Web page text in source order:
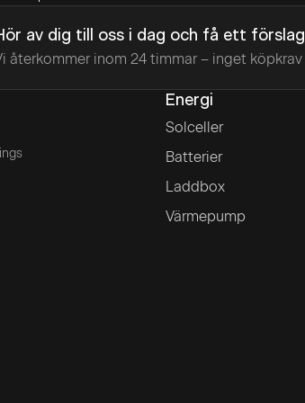
av dig till oss i dag och få ett förslag
återkommer inom 24 timmar – inget köpkrav
Energi
Solceller
Batterier
Laddbox
Värmepump